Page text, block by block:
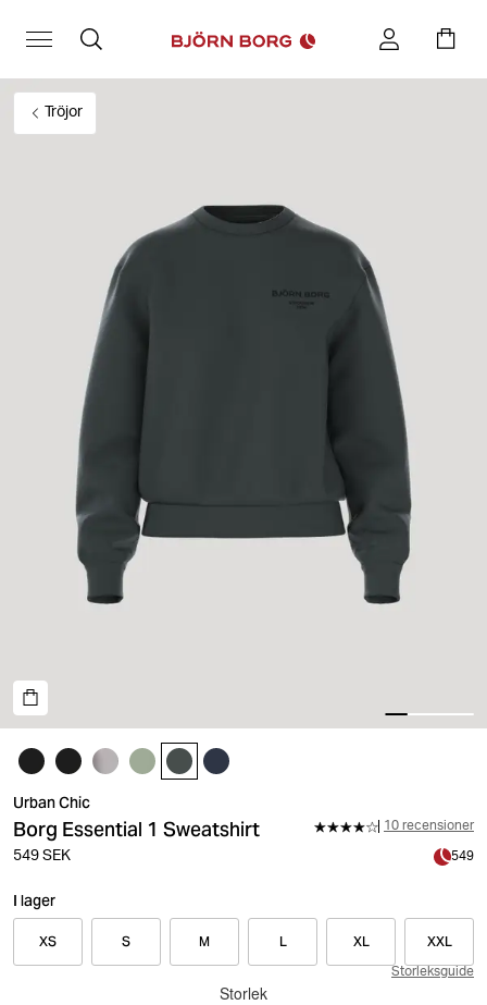
Tröjor
Urban Chic
Borg Essential 1 Sweatshirt 10 recensioner
549 SEK 549
I lager
XS S M L XL XXL
Storleksguide
Storlek